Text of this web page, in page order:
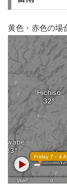
黄色・赤色の場